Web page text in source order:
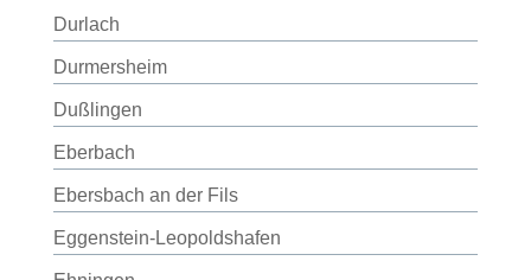
Durlach
Durmersheim
Dußlingen
Eberbach
Ebersbach an der Fils
Eggenstein-Leopoldshafen